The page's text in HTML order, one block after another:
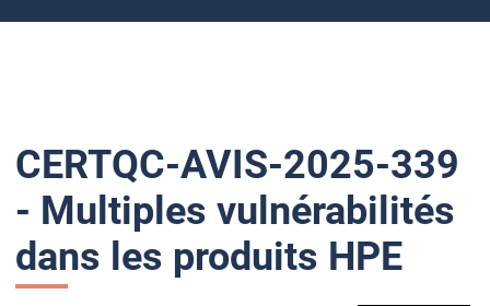
e
u
CERTQC-AVIS-2025-339
- Multiples vulnérabilités
dans les produits HPE